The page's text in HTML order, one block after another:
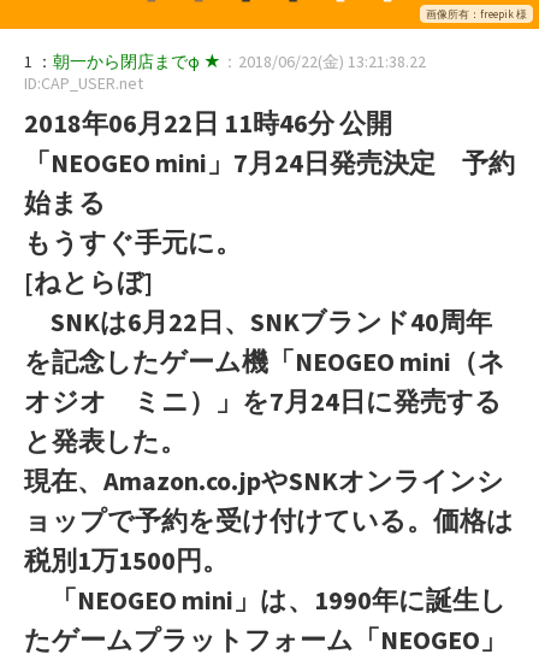
画像所有：freepik 様
1 ： 朝一から閉店までφ ★ ：2018/06/22(金) 13:21:38.22
ID:CAP_USER.net
2018年06月22日 11時46分 公開
「NEOGEO mini」7月24日発売決定 予約
始まる
もうすぐ手元に。
[ねとらぼ]
SNKは6月22日、SNKブランド40周年
を記念したゲーム機「NEOGEO mini（ネ
オジオ ミニ）」を7月24日に発売する
と発表した。
現在、Amazon.co.jpやSNKオンラインシ
ョップで予約を受け付けている。価格は
税別1万1500円。
「NEOGEO mini」は、1990年に誕生し
たゲームプラットフォーム「NEOGEO」